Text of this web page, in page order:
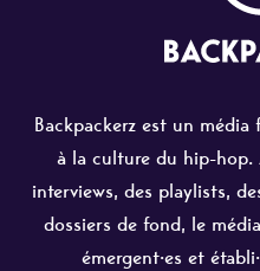
Backpackerz est un
à la culture du hip-hop.
interviews, des playlists,
dossiers de fond, le
émergent·es et